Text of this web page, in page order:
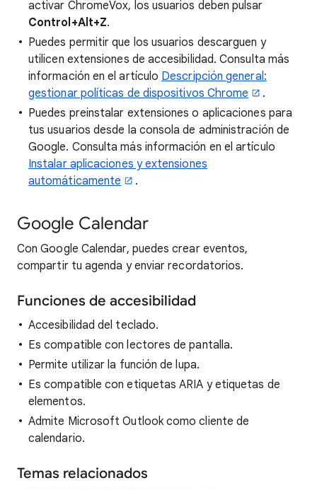
activar ChromeVox, los usuarios deben pulsar
Control+Alt+Z.
Puedes permitir que los usuarios descarguen y
utilicen extensiones de accesibilidad. Consulta más
información en el artículo Descripción general:
gestionar políticas de dispositivos Chrome
.
Puedes preinstalar extensiones o aplicaciones para
tus usuarios desde la consola de administración de
Google. Consulta más información en el artículo
Instalar aplicaciones y extensiones
automáticamente
.
Google Calendar
Con Google Calendar, puedes crear eventos,
compartir tu agenda y enviar recordatorios.
Funciones de accesibilidad
Accesibilidad del teclado.
Es compatible con lectores de pantalla.
Permite utilizar la función de lupa.
Es compatible con etiquetas ARIA y etiquetas de
elementos.
Admite Microsoft Outlook como cliente de
calendario.
Temas relacionados